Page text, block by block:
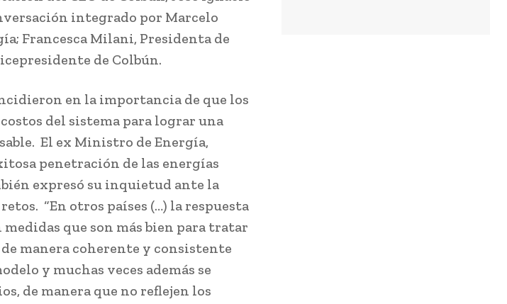
integrado por Marcelo
Francesca Milani, Presidenta de
de Colbún.
en la importancia de que los
del sistema para lograr una
El ex Ministro de Energía,
penetración de las energías
expresó su inquietud ante la
“En otros países (…) la respuesta
que son más bien para tratar
manera coherente y consistente
y muchas veces además se
de manera que no reflejen los